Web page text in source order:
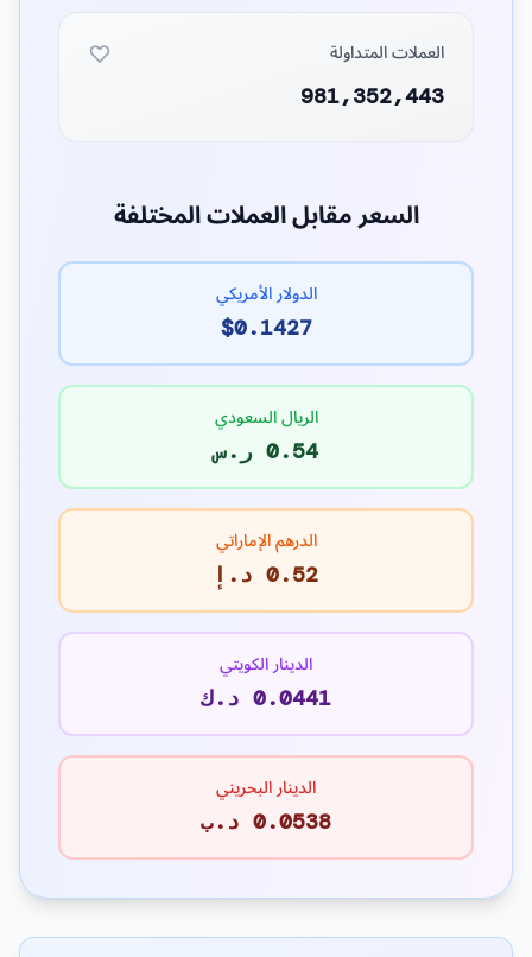
العملات المتداولة
981,352,443
السعر مقابل العملات المختلفة
الدولار الأمريكي
$0.1427
الريال السعودي
0.54 ر.س
الدرهم الإماراتي
0.52 د.إ
الدينار الكويتي
0.0441 د.ك
الدينار البحريني
0.0538 د.ب